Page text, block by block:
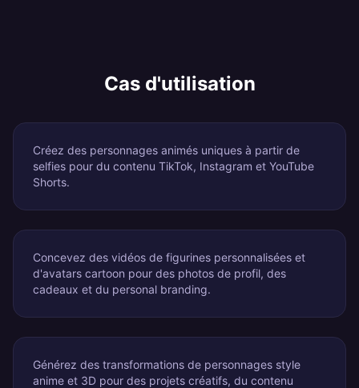
Cas d'utilisation
Créez des personnages animés uniques à partir de
selfies pour du contenu TikTok, Instagram et YouTube
Shorts.
Concevez des vidéos de figurines personnalisées et
d'avatars cartoon pour des photos de profil, des
cadeaux et du personal branding.
Générez des transformations de personnages style
anime et 3D pour des projets créatifs, du contenu